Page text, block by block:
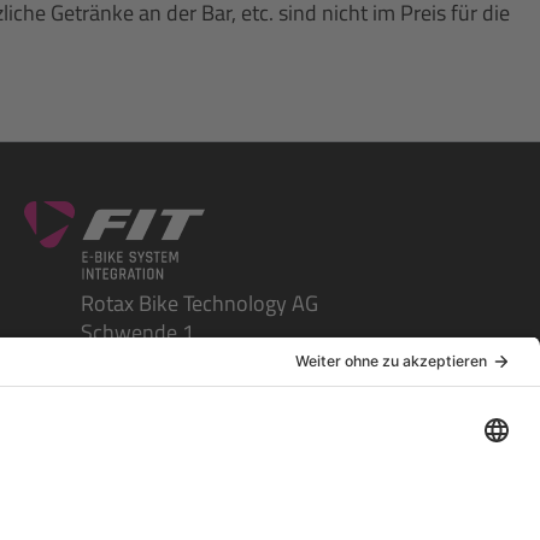
Getränke an der Bar, etc. sind nicht im Preis für die
Rotax Bike Technology AG
Schwende 1